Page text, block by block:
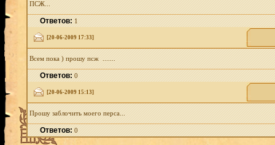
ПСЖ...
Ответов:1
[20-06-2009 17:33]
Всем пока ) прошу псж .......
Ответов:0
[20-06-2009 15:13]
Прошу заблочить моего перса...
Ответов:0